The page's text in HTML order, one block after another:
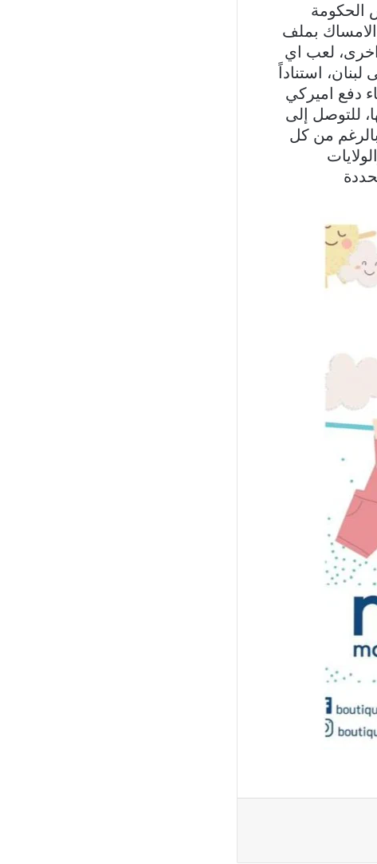
الحكومة
الامساك بملف
اخرى، لعب اي
استناداً
دفع اميركي
للتوصل إلى
من كل